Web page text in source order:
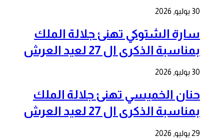
30 يوليو, 2026
سارة الشتوكي تهنئ جلالة الملك
بمناسبة الذكرى ال 27 لعيد العرش
30 يوليو, 2026
حنان الخميسي تهنئ جلالة الملك
بمناسبة الذكرى ال 27 لعيد العرش
29 يوليو, 2026